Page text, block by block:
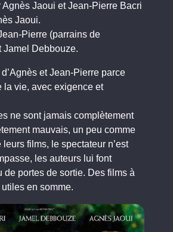
Agnès Jaoui et Jean-Pierre Bacri
Jaoui.
Pierre (parrains de
Jamel Debbouze.
et Jean-Pierre parce
la vie, avec exigence et
ne sont jamais complètement
mauvais, un peu comme
leurs films, le spectateur n’est
les auteurs lui font
de portes de sortie. Des films à
en somme.